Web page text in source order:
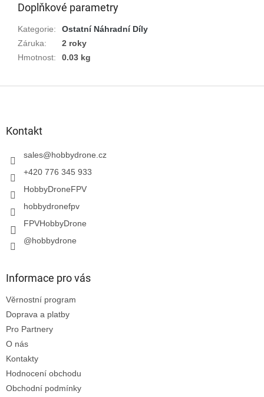
Doplňkové parametry
Kategorie:
Ostatní Náhradní Díly
Záruka:
2 roky
Hmotnost: 0.03 kg
Kontakt
sales@hobbydrone.cz
+420 776 345 933
HobbyDroneFPV
hobbydronefpv
FPVHobbyDrone
@hobbydrone
Informace pro vás
Věrnostní program
Doprava a platby
Pro Partnery
O nás
Kontakty
Hodnocení obchodu
Obchodní podmínky